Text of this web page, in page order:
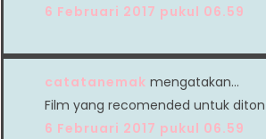
6 Februari 2017 pukul 06.59
catatanemak mengatakan…
Film yang recomended untuk
6 Februari 2017 pukul 06.59